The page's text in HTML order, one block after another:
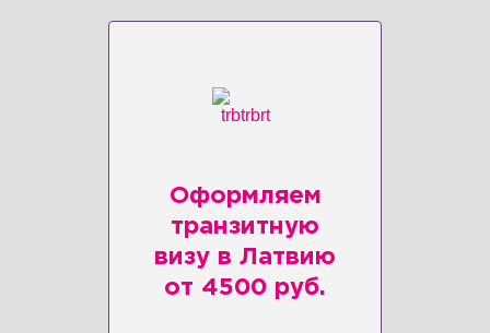
Оформляем
транзитную
визу в Латвию
от 4500 руб.